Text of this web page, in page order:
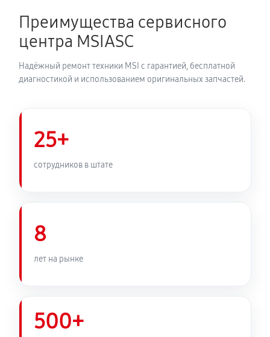
Преимущества сервисного
центра MSIASC
Надёжный ремонт техники MSI с гарантией, бесплатной
диагностикой и использованием оригинальных запчастей.
25+
сотрудников в штате
8
лет на рынке
500+